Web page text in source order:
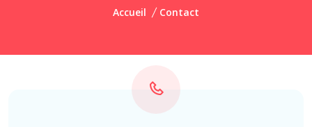
Accueil Contact